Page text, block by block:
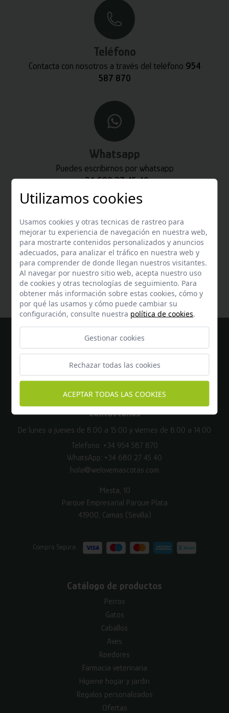
Teléfono
Contacta con nosotros a través del teléfono 954
587 870
Whatsapp
Puedes escribirnos por whatsapp
+34 680 27 45 40
Ayuda
Encuentra respuesta a todas tus dudasaquí
Contáctanos
De lunes a jueves de 8:00 a 15:00 y viernes de 8:00 a 14:00
Teléfono: +34 954 587 870
WhatsApp: +34 680 27 45 40
hola@welovemascotas.com
Mesta, 10
Parque Empresarial Parque Plata
41900, Camas (Sevilla)
Compra Segura:
Catálogo de productos
Perros
Gatos
Caballos
Aves
Roedores
Farmacia veterinaria
Higiene hogar y jardín
Regalos personalizados
Ofertas
Utilizamos cookies
Usamos cookies y otras tecnicas de rastreo para
mejorar tu experiencia de navegación en nuestra web,
para mostrarte contenidos personalizados y anuncios
adecuados, para analizar el tráfico en nuestra web y
para comprender de donde llegan nuestros visitantes.
Al navegar por nuestro sitio web, acepta nuestro uso
de cookies y otras tecnologías de seguimiento. Para
obtener más información sobre estas cookies, cómo y
por qué las usamos y cómo puede cambiar su
configuración, consulte nuestra política de cookies.
Gestionar cookies
Rechazar todas las cookies
ACEPTAR TODAS LAS COOKIES